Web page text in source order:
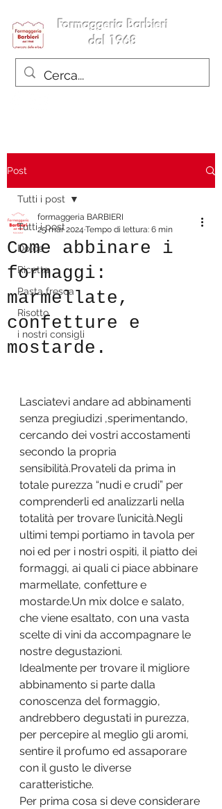
Formaggeria Barbieri
dal 1968
Post
Tutti i post
Dolce
Ricetta
Pasta fresca
Risotto
i nostri consigli
Tutti i post
Come abbinare i
formaggi:
marmellate,
confetture e
mostarde.
formaggeria BARBIERI
25 mar 2024 Tempo di lettura: 6 min
Lasciatevi andare ad abbinamenti
senza pregiudizi ,sperimentando,
cercando dei vostri accostamenti
secondo la propria
sensibilità.Provateli da prima in
totale purezza “nudi e crudi” per
comprenderli ed analizzarli nella
totalità per trovare l’unicità.Negli
ultimi tempi portiamo in tavola per
noi ed per i nostri ospiti, il piatto dei
formaggi, ai quali ci piace abbinare
marmellate, confetture e
mostarde.Un mix dolce e salato,
che viene esaltato, con una vasta
scelte di vini da accompagnare le
nostre degustazioni.
Idealmente per trovare il migliore
abbinamento si parte dalla
conoscenza del formaggio,
andrebbero degustati in purezza,
per percepire al meglio gli aromi,
sentire il profumo ed assaporare
con il gusto le diverse
caratteristiche.
Per prima cosa si deve considerare